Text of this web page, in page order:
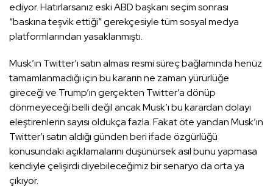
ediyor. Hatırlarsanız eski ABD başkanı seçim sonrası
“baskına teşvik ettiği” gerekçesiyle tüm sosyal medya
platformlarından yasaklanmıştı.
Musk’ın Twitter’ı satın alması resmi süreç bağlamında henüz
tamamlanmadığı için bu kararın ne zaman yürürlüğe
gireceği ve Trump’ın gerçekten Twitter’a dönüp
dönmeyeceği belli değil ancak Musk’ı bu karardan dolayı
eleştirenlerin sayısı oldukça fazla. Fakat öte yandan Musk’ın
Twitter’ı satın aldığı günden beri ifade özgürlüğü
konusundaki açıklamalarını düşünürsek asıl bunu yapmasa
kendiyle çelişirdi diyebileceğimiz bir senaryo da orta ya
çıkıyor.